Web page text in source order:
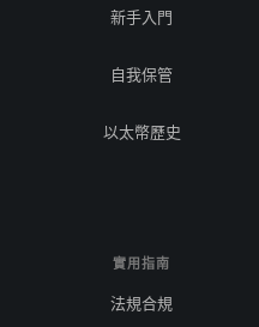
新手入門
自我保管
以太幣歷史
實用指南
法規合規